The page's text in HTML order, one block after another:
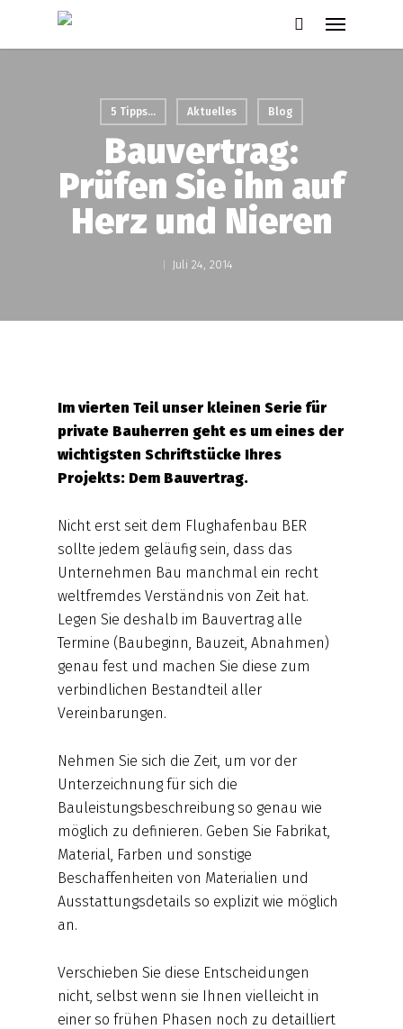
Menu
5 Tipps... Aktuelles Blog
Bauvertrag:
Prüfen Sie ihn auf
Herz und Nieren
Juli 24, 2014
Im vierten Teil unser kleinen Serie für
private Bauherren geht es um eines der
wichtigsten Schriftstücke Ihres
Projekts: Dem Bauvertrag.
Nicht erst seit dem Flughafenbau BER
sollte jedem geläufig sein, dass das
Unternehmen Bau manchmal ein recht
weltfremdes Verständnis von Zeit hat.
Legen Sie deshalb im Bauvertrag alle
Termine (Baubeginn, Bauzeit, Abnahmen)
genau fest und machen Sie diese zum
verbindlichen Bestandteil aller
Vereinbarungen.
Nehmen Sie sich die Zeit, um vor der
Unterzeichnung für sich die
Bauleistungsbeschreibung so genau wie
möglich zu definieren. Geben Sie Fabrikat,
Material, Farben und sonstige
Beschaffenheiten von Materialien und
Ausstattungsdetails so explizit wie möglich
an.
Verschieben Sie diese Entscheidungen
nicht, selbst wenn sie Ihnen vielleicht in
einer so frühen Phasen noch zu detailliert